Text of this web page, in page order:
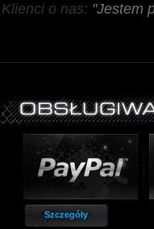
Klienci o nas: "Jestem
Szczegóły